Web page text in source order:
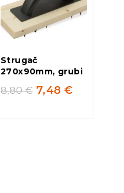
Strugač
270x90mm, grubi
8,80€ 7,48 €